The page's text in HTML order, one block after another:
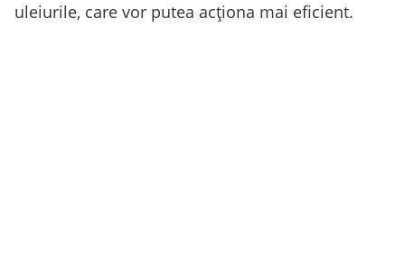
uleiurile, care vor putea acționa mai eficient.